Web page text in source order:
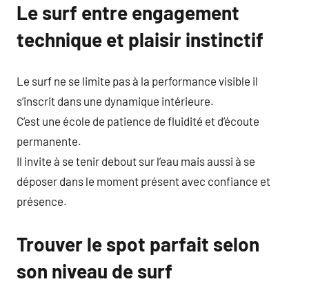
Le surf entre engagement
technique et plaisir instinctif
Le surf ne se limite pas à la performance visible il
s’inscrit dans une dynamique intérieure.
C’est une école de patience de fluidité et d’écoute
permanente.
Il invite à se tenir debout sur l’eau mais aussi à se
déposer dans le moment présent avec confiance et
présence.
Trouver le spot parfait selon
son niveau de surf